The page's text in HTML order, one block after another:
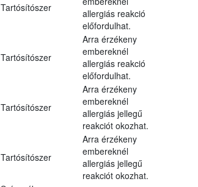
Tartósítószer
allergiás reakció
előfordulhat.
Tartósítószer
Arra érzékeny
embereknél
allergiás reakció
előfordulhat.
Tartósítószer
Arra érzékeny
embereknél
allergiás jellegű
reakciót okozhat.
Tartósítószer
Arra érzékeny
embereknél
allergiás jellegű
reakciót okozhat.